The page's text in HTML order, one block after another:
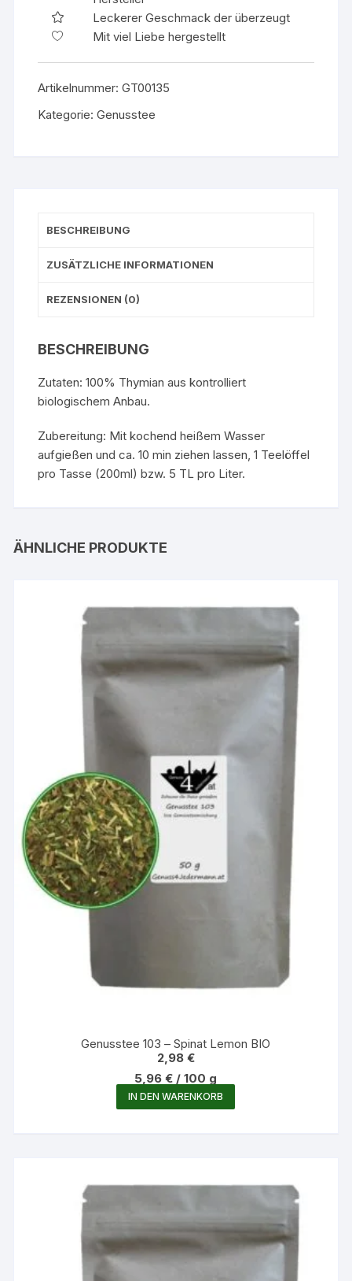
Leckerer Geschmack der überzeugt
Mit viel Liebe hergestellt
Artikelnummer:GT00135
Kategorie:Genusstee
BESCHREIBUNG
ZUSÄTZLICHE INFORMATIONEN
REZENSIONEN (0)
BESCHREIBUNG
Zutaten: 100% Thymian aus kontrolliert
biologischem Anbau.
Zubereitung: Mit kochend heißem Wasser
aufgießen und ca. 10 min ziehen lassen, 1 Teelöffel
pro Tasse (200ml) bzw. 5 TL pro Liter.
ÄHNLICHE PRODUKTE
Genusstee 103 – Spinat Lemon BIO
2,98 €
5,96€ /100 g
IN DEN WARENKORB